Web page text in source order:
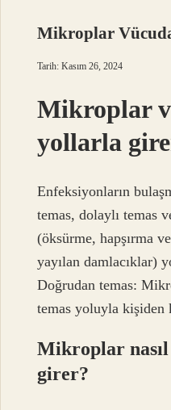
Mikroplar
Tarih: Kasım 26, 2024
Mikroplar
yollarla
Enfeksiyonların
temas, dolaylı temas
(öksürme, hapşırma
yayılan damlacıklar)
Doğrudan temas:
temas yoluyla kişiden
Mikroplar
girer?